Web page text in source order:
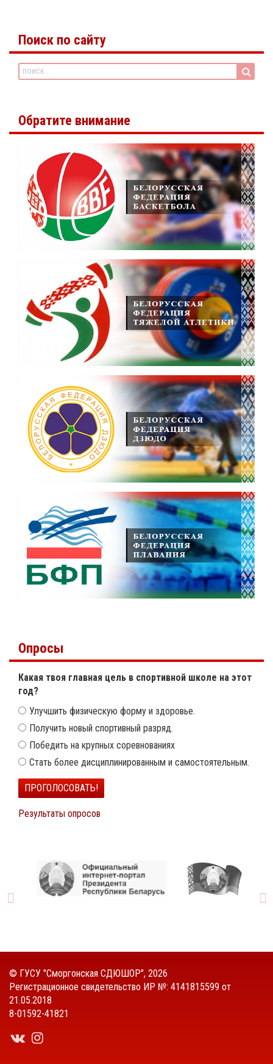
Поиск по сайту
Обратите внимание
Опросы
Какая твоя главная цель в спортивной школе на этот
год?
Улучшить физическую форму и здоровье.
Получить новый спортивный разряд.
Победить на крупных соревнованиях
Стать более дисциплинированным и самостоятельным.
ПРОГОЛОСОВАТЬ!
Результаты опросов
© ГУСУ "Сморгонская СДЮШОР", 2026
Регистрационное свидетельство ИР №: 4141815599 от
21.05.2018
8-01592-41821